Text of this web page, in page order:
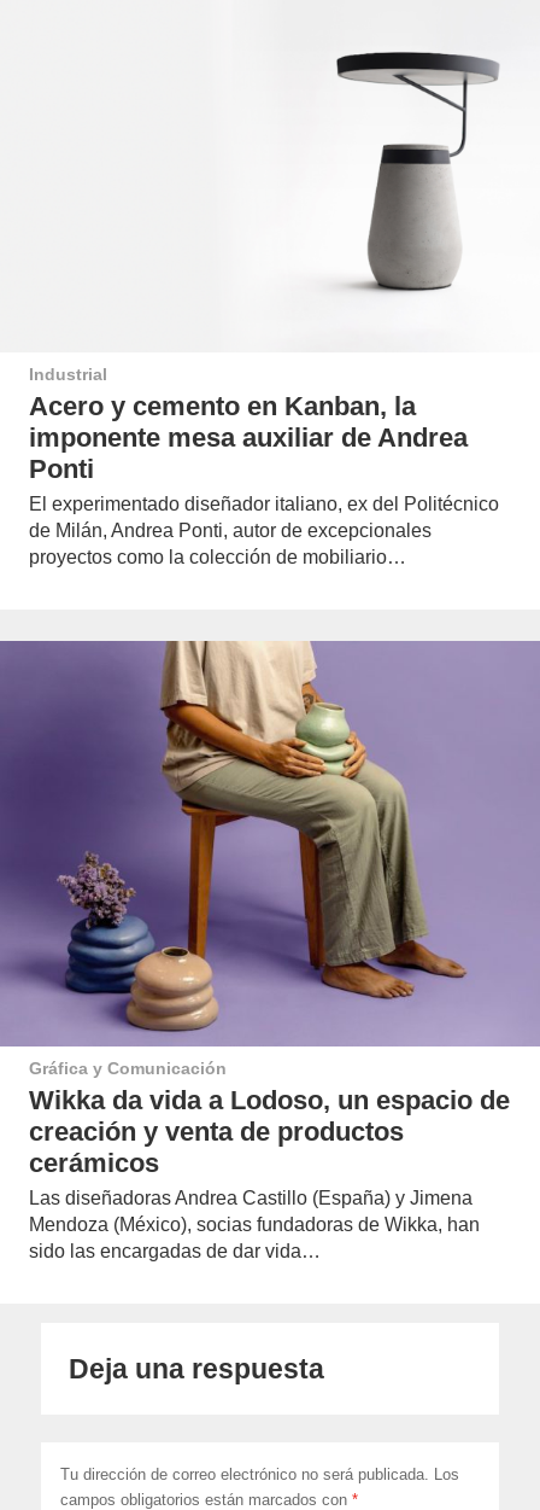
Industrial
Acero y cemento en Kanban, la
imponente mesa auxiliar de Andrea
Ponti
El experimentado diseñador italiano, ex del Politécnico
de Milán, Andrea Ponti, autor de excepcionales
proyectos como la colección de mobiliario…
Gráfica y Comunicación
Wikka da vida a Lodoso, un espacio de
creación y venta de productos
cerámicos
Las diseñadoras Andrea Castillo (España) y Jimena
Mendoza (México), socias fundadoras de Wikka, han
sido las encargadas de dar vida…
Deja una respuesta
Tu dirección de correo electrónico no será publicada. Los
campos obligatorios están marcados con*